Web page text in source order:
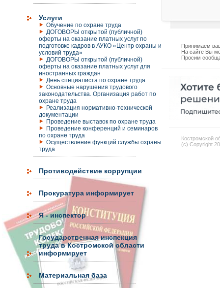
Услуги
Обучение по охране труда
ДОГОВОРЫ открытой (публичной)
оферты на оказание платных услуг по
подготовке кадров в АУКО «Центр охраны и
условий труда»
ДОГОВОРЫ открытой (публичной)
оферты на оказание платных услуг для
иностранных граждан
День специалиста по охране труда
Основные нарушения трудового
законодательства. Организация работ по
охране труда
Реализация нормативно-технической
документации
Проведение выставок по охране труда
Проведение конференций и семинаров
по охране труда
Осуществление функций службы охраны
труда
Противодействие коррупции
Прокуратура информирует
Я - инспектор
Государственная инспекция
труда в Костромской области
информирует
Материальная база
Принимаем
На сайте Вы
Просим
Костромской
(c) Copyright